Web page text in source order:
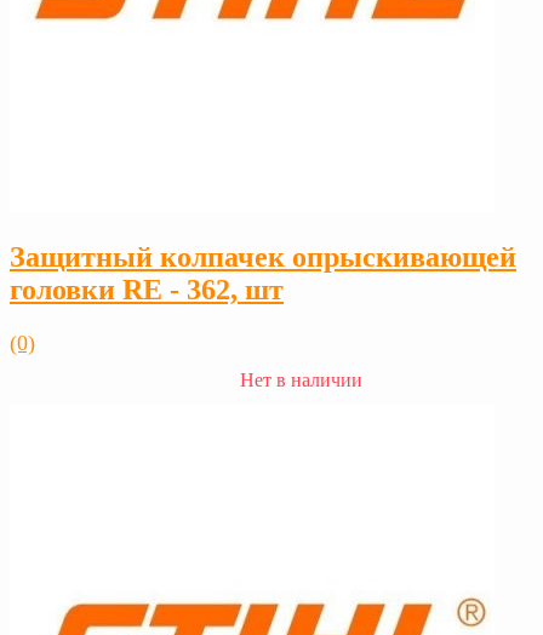
Защитный колпачек опрыскивающей
головки RE - 362, шт
(0)
Нет в наличии